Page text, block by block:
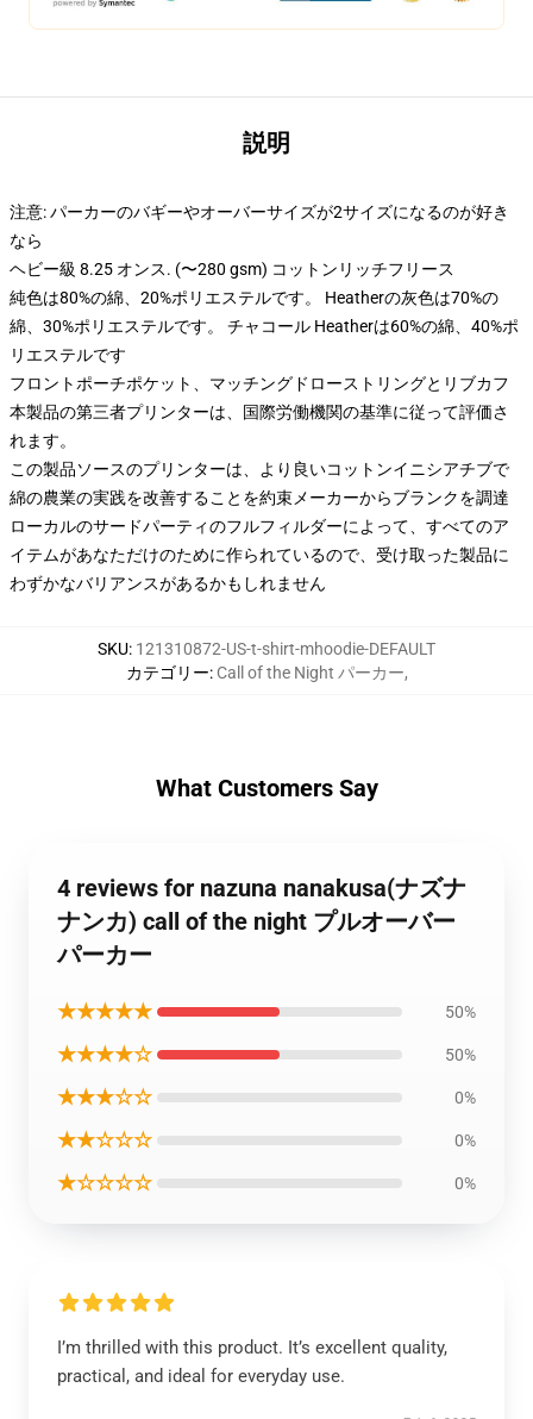
説明
注意: パーカーのバギーやオーバーサイズが2サイズになるのが好き
なら
ヘビー級 8.25 オンス. (〜280 gsm) コットンリッチフリース
純色は80%の綿、20%ポリエステルです。 Heatherの灰色は70%の
綿、30%ポリエステルです。 チャコール Heatherは60%の綿、40%ポ
リエステルです
フロントポーチポケット、マッチングドローストリングとリブカフ
本製品の第三者プリンターは、国際労働機関の基準に従って評価さ
れます。
この製品ソースのプリンターは、より良いコットンイニシアチブで
綿の農業の実践を改善することを約束メーカーからブランクを調達
ローカルのサードパーティのフルフィルダーによって、すべてのア
イテムがあなただけのために作られているので、受け取った製品に
わずかなバリアンスがあるかもしれません
SKU: 121310872-US-t-shirt-mhoodie-DEFAULT
カテゴリー: Call of the Night パーカー,
What Customers Say
4 reviews for nazuna nanakusa(ナズナ
ナンカ) call of the night プルオーバー
パーカー
★★★★★ 50%
★★★★☆ 50%
★★★☆☆ 0%
★★☆☆☆ 0%
★☆☆☆☆ 0%
I’m thrilled with this product. It’s excellent quality,
practical, and ideal for everyday use.